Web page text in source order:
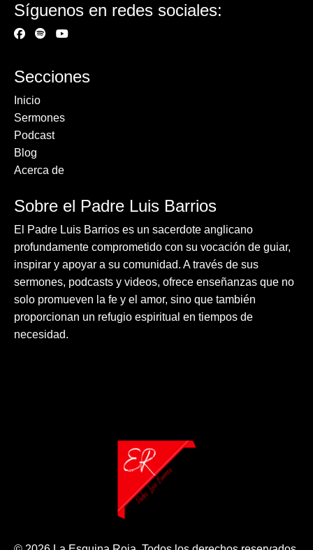
Síguenos en redes sociales:
Secciones
Inicio
Sermones
Podcast
Blog
Acerca de
Sobre el Padre Luis Barrios
El Padre Luis Barrios es un sacerdote anglicano
profundamente comprometido con su vocación de guiar,
inspirar y apoyar a su comunidad. A través de sus
sermones, podcasts y videos, ofrece enseñanzas que no
solo promueven la fe y el amor, sino que también
proporcionan un refugio espiritual en tiempos de
necesidad.